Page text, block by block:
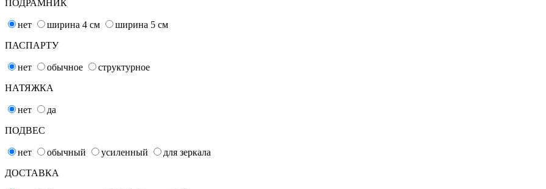
ПОДРАМНИК
нет ширина 4 см ширина 5 см
ПАСПАРТУ
нет обычное
структурное
НАТЯЖКА
нет
да
ПОДВЕС
нет обычный усиленный
для зеркала
ДОСТАВКА